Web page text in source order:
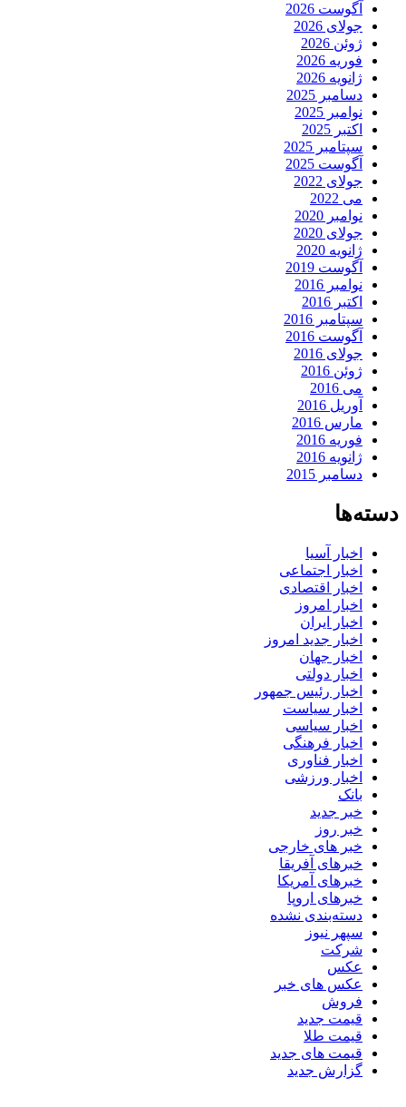
آگوست 2026
جولای 2026
ژوئن 2026
فوریه 2026
ژانویه 2026
دسامبر 2025
نوامبر 2025
اکتبر 2025
سپتامبر 2025
آگوست 2025
جولای 2022
می 2022
نوامبر 2020
جولای 2020
ژانویه 2020
آگوست 2019
نوامبر 2016
اکتبر 2016
سپتامبر 2016
آگوست 2016
جولای 2016
ژوئن 2016
می 2016
آوریل 2016
مارس 2016
فوریه 2016
ژانویه 2016
دسامبر 2015
دسته‌ها
اخبار آسیا
اخبار اجتماعی
اخبار اقتصادی
اخبار امروز
اخبار ایران
اخبار جدید امروز
اخبار جهان
اخبار دولتی
اخبار رئیس جمهور
اخبار سیاست
اخبار سیاسی
اخبار فرهنگی
اخبار فناوری
اخبار ورزشی
بانک
خبر جدید
خبر روز
خبر های خارجی
خبرهای آفریقا
خبرهای آمریکا
خبرهای اروپا
دسته‌بندی نشده
سپهر نیوز
شرکت
عکس
عکس های خبر
فروش
قیمت جدید
قیمت طلا
قیمت های جدید
گزارش جدید